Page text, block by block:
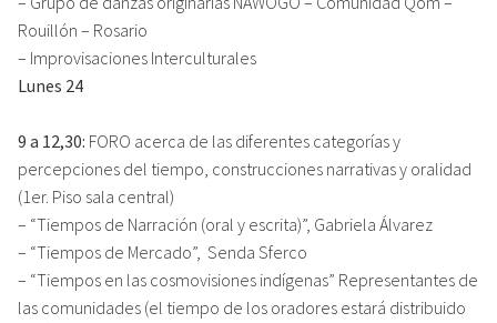
Rouillón – Rosario
– Improvisaciones Interculturales
Lunes 24
9 a 12,30: FORO acerca de las diferentes categorías y
percepciones del tiempo, construcciones narrativas y oralidad
(1er. Piso sala central)
– “Tiempos de Narración (oral y escrita)”, Gabriela Álvarez
– “Tiempos de Mercado”, Senda Sferco
– “Tiempos en las cosmovisiones indígenas” Representantes de
las comunidades (el tiempo de los oradores estará distribuido